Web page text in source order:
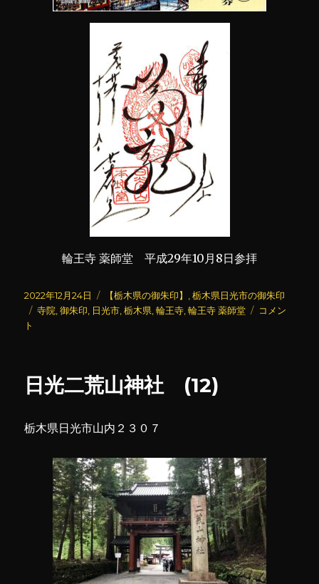
輪王寺 薬師堂 平成29年10月8日参拝
投
稿
日:
2022年12月24日
カ
テ
【栃木県の御朱印】 ,栃木県日光市の御朱印
タ
寺院 ,御朱印 日光市 ,栃木県 ,輪王寺 ,輪王寺 薬師堂
輪
コメン
ト
日光二荒山神社 (12)
栃木県日光市山内２３０７